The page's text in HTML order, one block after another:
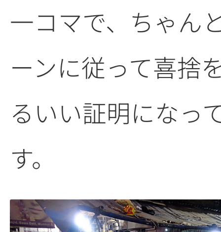
一コマで、ちゃん
ーンに従って喜捨
るいい証明になっ
す。